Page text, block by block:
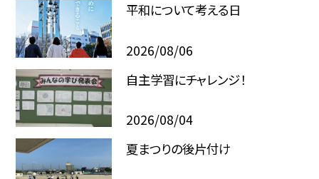
平和について考える日
2026/08/06
自主学習にチャレンジ！
2026/08/04
夏まつりの後片付け